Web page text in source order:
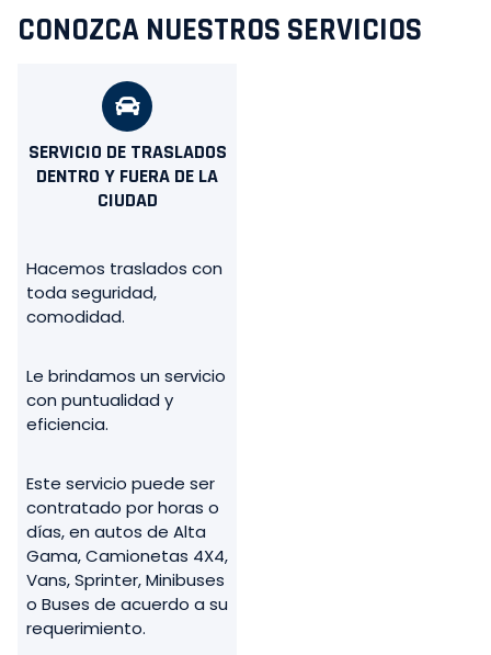
CONOZCA NUESTROS SERVICIOS
SERVICIO DE TRASLADOS
DENTRO Y FUERA DE LA
CIUDAD
Hacemos traslados con
toda seguridad,
comodidad.
Le brindamos un servicio
con puntualidad y
eficiencia.
Este servicio puede ser
contratado por horas o
días, en autos de Alta
Gama, Camionetas 4X4,
Vans, Sprinter, Minibuses
o Buses de acuerdo a su
requerimiento.